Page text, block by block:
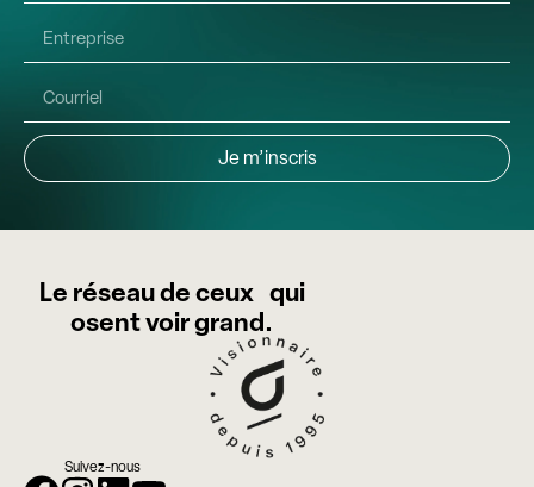
Je m’inscris
Le réseau de ceux qui
osent voir grand.
Suivez-nous